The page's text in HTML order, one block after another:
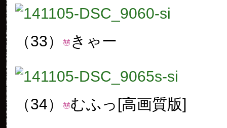
（33） きゃー
（34） むふっ[高画質版]